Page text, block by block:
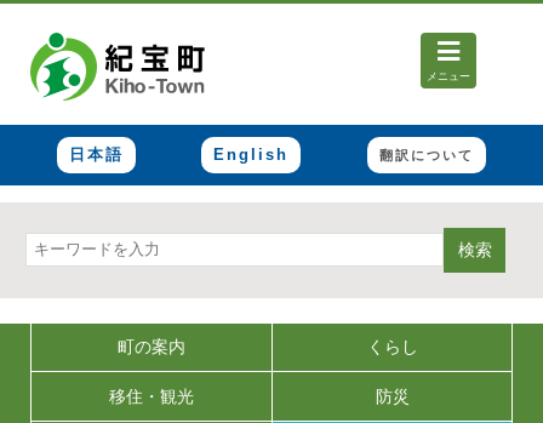
メニュー
日本語 English 翻訳について
検索
町の案内 くらし
移住・観光 防災